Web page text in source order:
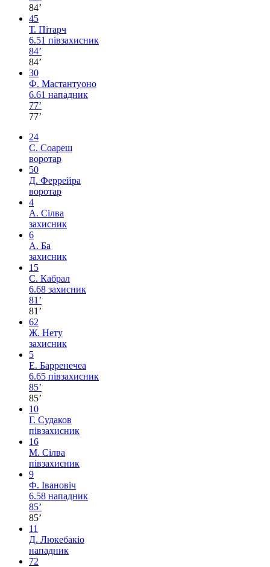
84’
45
Т. Пітарч
6.51 півзахисник
84’
84’
30
Ф. Мастантуоно
6.61 нападник
77’
77’
24
С. Соареш
воротар
50
Д. Феррейра
воротар
4
А. Сілва
захисник
6
А. Ба
захисник
15
С. Кабрал
6.68 захисник
81’
81’
62
Ж. Нету
захисник
5
Е. Барренечеа
6.65 півзахисник
85’
85’
10
Г. Судаков
півзахисник
16
М. Сілва
півзахисник
9
Ф. Івановіч
6.58 нападник
85’
85’
11
Д. Люкебакіо
нападник
72